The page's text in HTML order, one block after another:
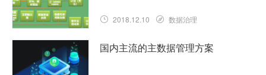
2018.12.10 数据治理
国内主流的主数据管理方案